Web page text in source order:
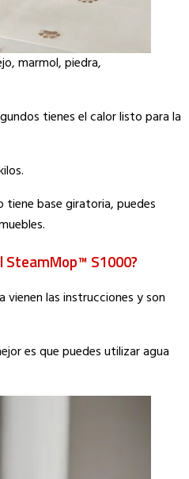
marmol, piedra,
tienes el calor listo para la
tiene base giratoria, puedes
SteamMop™ S1000?
vienen las instrucciones y son
es que puedes utilizar agua